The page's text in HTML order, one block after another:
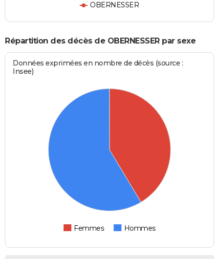
OBERNESSER
Répartition des décès de OBERNESSER par sexe
Données exprimées en nombre de décès (source :
Insee)
Femmes Hommes